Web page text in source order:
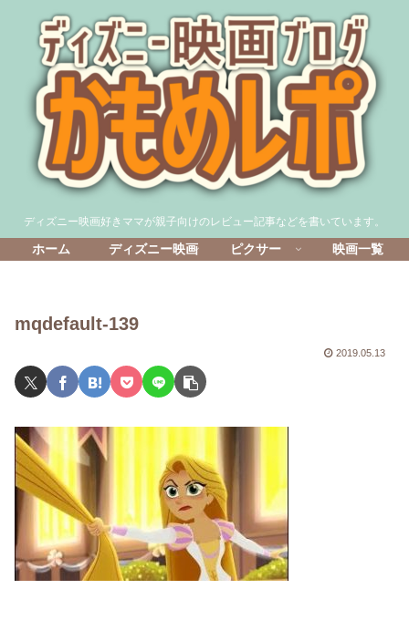
ディズニー映画好きママが親子向けのレビュー記事などを書いています。
ホーム ディズニー映画 ピクサー 映画一覧
mqdefault-139
2019.05.13